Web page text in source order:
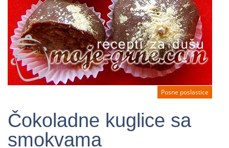
Posne poslastice
Čokoladne kuglice sa
smokvama